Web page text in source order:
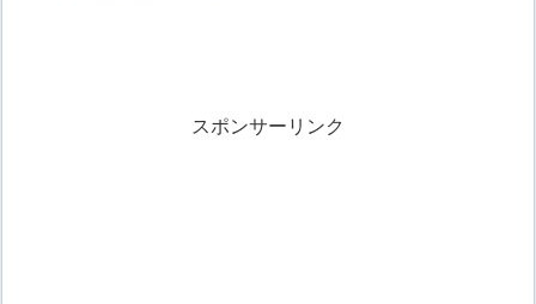
スポンサーリンク